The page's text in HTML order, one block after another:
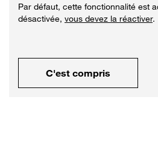
Par défaut, cette fonctionnalité est
désactivée, vous devez la réactiver.
C'est compris